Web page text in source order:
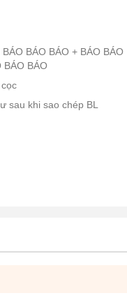
BÁO BÁO + BÁO BÁO
BÁO BÁO
sau khi sao chép BL